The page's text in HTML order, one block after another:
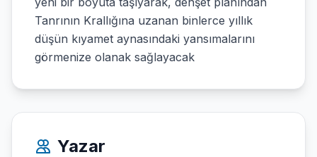
Tanrının Krallığına uzanan binlerce yıllık
düşün kıyamet aynasındaki yansımalarını
görmenize olanak sağlayacak
Yazar